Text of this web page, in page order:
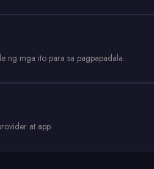
ng mga ito para sa pagpapadala.
at app.